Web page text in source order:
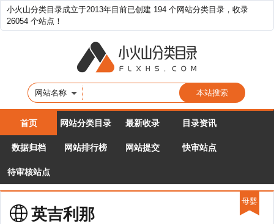
小火山分类目录成立于2013年目前已创建 194 个网站分类目录，收录
26054 个站点！
网站名称
首页 网站分类目录 最新收录 目录资讯
数据归档 网站排行榜 网站提交 快审站点
待审核站点
英吉利那
母婴